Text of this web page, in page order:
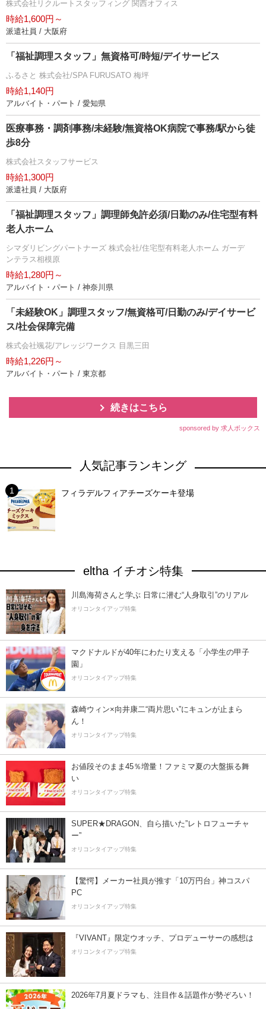
株式会社リクルートスタッフィング 関西オフィス
時給1,600円～
派遣社員 / 大阪府
「福祉調理スタッフ」無資格可/時短/デイサービス
ふるさと 株式会社/SPA FURUSATO 梅坪
時給1,140円
アルバイト・パート / 愛知県
医療事務・調剤事務/未経験/無資格OK病院で事務/駅から徒
歩8分
株式会社スタッフサービス
時給1,300円
派遣社員 / 大阪府
「福祉調理スタッフ」調理師免許必須/日勤のみ/住宅型有料
老人ホーム
シマダリビングパートナーズ 株式会社/住宅型有料老人ホーム ガーデ
ンテラス相模原
時給1,280円～
アルバイト・パート / 神奈川県
「未経験OK」調理スタッフ/無資格可/日勤のみ/デイサービ
ス/社会保障完備
株式会社颯花/アレッジワークス 目黒三田
時給1,226円～
アルバイト・パート / 東京都
続きはこちら
sponsored by 求人ボックス
人気記事ランキング
フィラデルフィアチーズケーキ登場
eltha イチオシ特集
川島海荷さんと学ぶ 日常に潜む“人身取引”のリアル
オリコンタイアップ特集
マクドナルドが40年にわたり支える「小学生の甲子
園」
オリコンタイアップ特集
森崎ウィン×向井康二“両片思い”にキュンが止まら
ん！
オリコンタイアップ特集
お値段そのまま45％増量！ファミマ夏の大盤振る舞
い
オリコンタイアップ特集
SUPER★DRAGON、自ら描いた”レトロフューチャ
ー”
オリコンタイアップ特集
【驚愕】メーカー社員が推す「10万円台」神コスパ
PC
オリコンタイアップ特集
『VIVANT』限定ウオッチ、プロデューサーの感想は
オリコンタイアップ特集
2026年7月夏ドラマも、注目作＆話題作が勢ぞろい！